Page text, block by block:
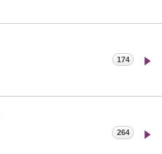
174
264